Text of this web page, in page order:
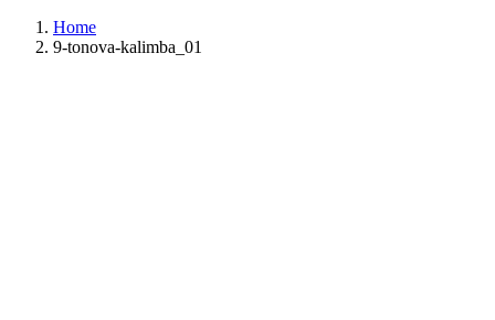
Home
9-tonova-kalimba_01